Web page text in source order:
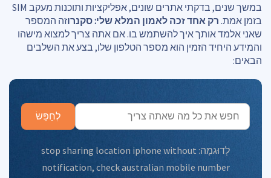
במשך שנים, בדקתי אתרים שונים, אפליקציות ותוכנות מעקב SIM
בזמן אמת. רק אחד זכה לאמון המלא שלי: סקנרוזה המספר
שאני אלמד אותך איך להשתמש בו. אם אתה צריך למצוא מישהו
והמידע היחיד הזמין הוא מספר הטלפון שלו, בצע את השלבים
הבאים:
לְחַפֵּשׂ
לְדוּגמָה: stop sharing location iphone without
notification, check australian mobile number